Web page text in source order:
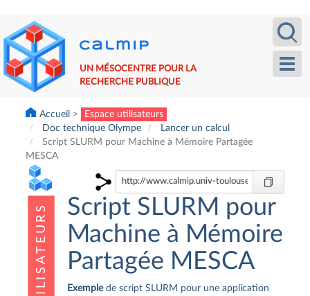
au
contenu
principal
UN MÉSOCENTRE POUR LA
RECHERCHE PUBLIQUE
Accueil
Espace utilisateurs
Doc technique Olympe
Lancer un calcul
Script SLURM pour Machine à Mémoire Partagée
MESCA
Script SLURM pour
Machine à Mémoire
Partagée MESCA
Exemplede script SLURM pour une application